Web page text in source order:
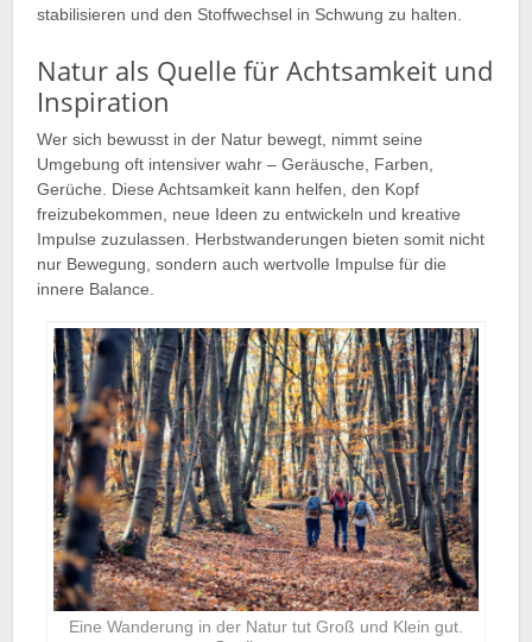
stabilisieren und den Stoffwechsel in Schwung zu halten.
Natur als Quelle für Achtsamkeit und
Inspiration
Wer sich bewusst in der Natur bewegt, nimmt seine
Umgebung oft intensiver wahr – Geräusche, Farben,
Gerüche. Diese Achtsamkeit kann helfen, den Kopf
freizubekommen, neue Ideen zu entwickeln und kreative
Impulse zuzulassen. Herbstwanderungen bieten somit nicht
nur Bewegung, sondern auch wertvolle Impulse für die
innere Balance.
Eine Wanderung in der Natur tut Groß und Klein gut.